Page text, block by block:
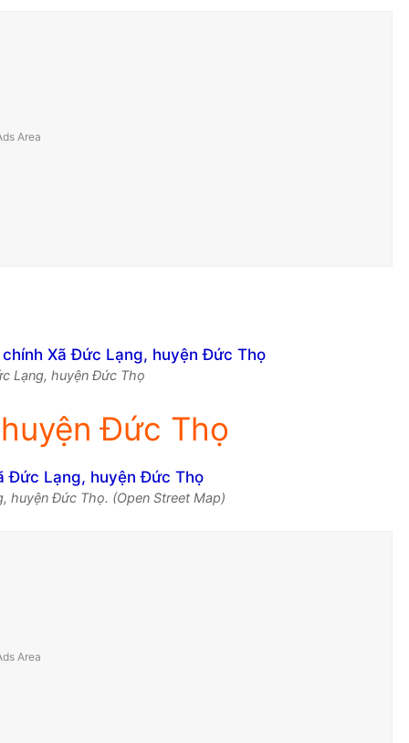
Lạng, huyện Đức Thọ
Đức Thọ
huyện Đức Thọ. (Open Street Map)